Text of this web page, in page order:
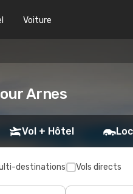
Voiture
Arnes
Vol + Hôtel
destinations Vols directs